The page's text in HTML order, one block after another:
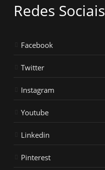
Redes Sociais
Facebook
Twitter
Instagram
Youtube
Linkedin
Pinterest